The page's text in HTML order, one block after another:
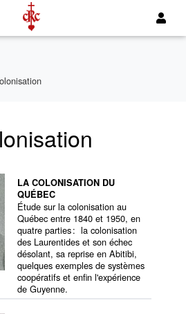
LA COLONISATION DU
QUÉBEC
Étude sur la colonisation au
Québec entre 1840 et 1950, en
quatre parties : la colonisation
des Laurentides et son échec
désolant, sa reprise en Abitibi,
quelques exemples de systèmes
coopératifs et enfin l'expérience
de Guyenne.